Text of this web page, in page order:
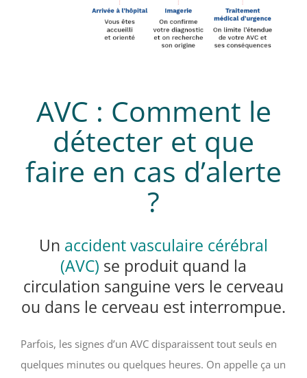
AVC : Comment le
détecter et que
faire en cas d’alerte
?
Un accident vasculaire cérébral
(AVC) se produit quand la
circulation sanguine vers le cerveau
ou dans le cerveau est interrompue.
Parfois, les signes d’un AVC disparaissent tout seuls en
quelques minutes ou quelques heures. On appelle ça un